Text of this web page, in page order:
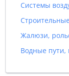
Системы
Жалюзи,
Водные пути,